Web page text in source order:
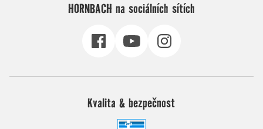
HORNBACH na sociálních sítích
Kvalita & bezpečnost